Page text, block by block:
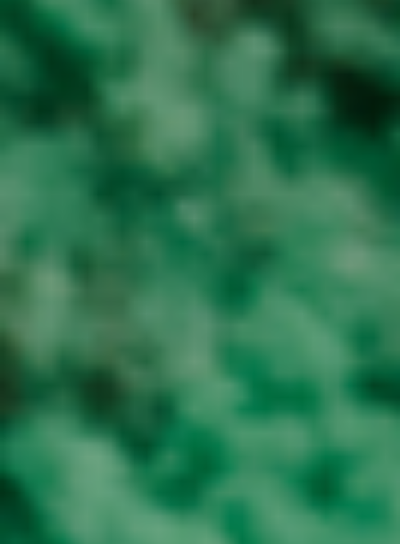
Onze ervaring als
gespecialiseerd re-
integratiebureau maakt het
verschil
Sinds 1996 zijn wij gespecialiseerd in de re-